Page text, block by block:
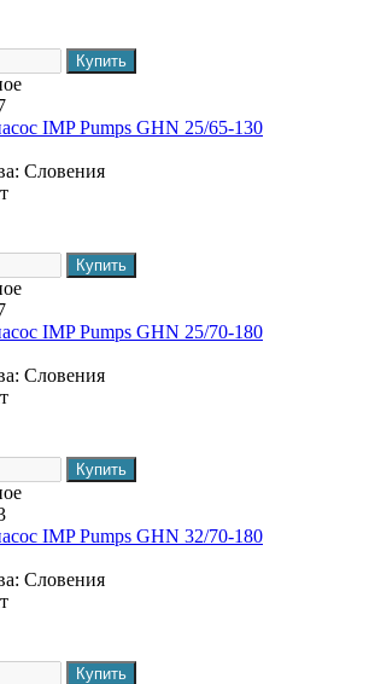
IMP Pumps GHN 25/65-130
Словения
IMP Pumps GHN 25/70-180
Словения
IMP Pumps GHN 32/70-180
Словения